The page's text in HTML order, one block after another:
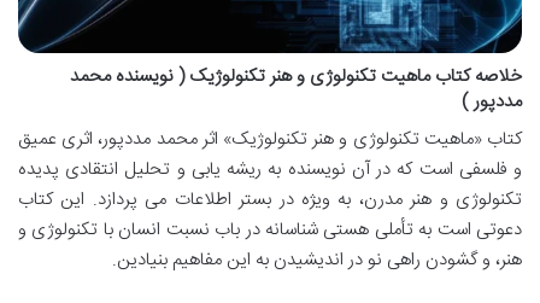
خلاصه کتاب ماهیت تکنولوژی و هنر تکنولوژیک ( نویسنده محمد
مددپور )
کتاب «ماهیت تکنولوژی و هنر تکنولوژیک» اثر محمد مددپور، اثری عمیق
و فلسفی است که در آن نویسنده به ریشه یابی و تحلیل انتقادی پدیده
تکنولوژی و هنر مدرن، به ویژه در بستر اطلاعات می پردازد. این کتاب
دعوتی است به تأملی هستی شناسانه در باب نسبت انسان با تکنولوژی و
هنر، و گشودن راهی نو در اندیشیدن به این مفاهیم بنیادین.